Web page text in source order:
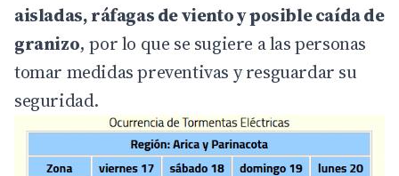
aisladas, ráfagas de viento y posible caída de
granizo, por lo que se sugiere a las personas
tomar medidas preventivas y resguardar su
seguridad.